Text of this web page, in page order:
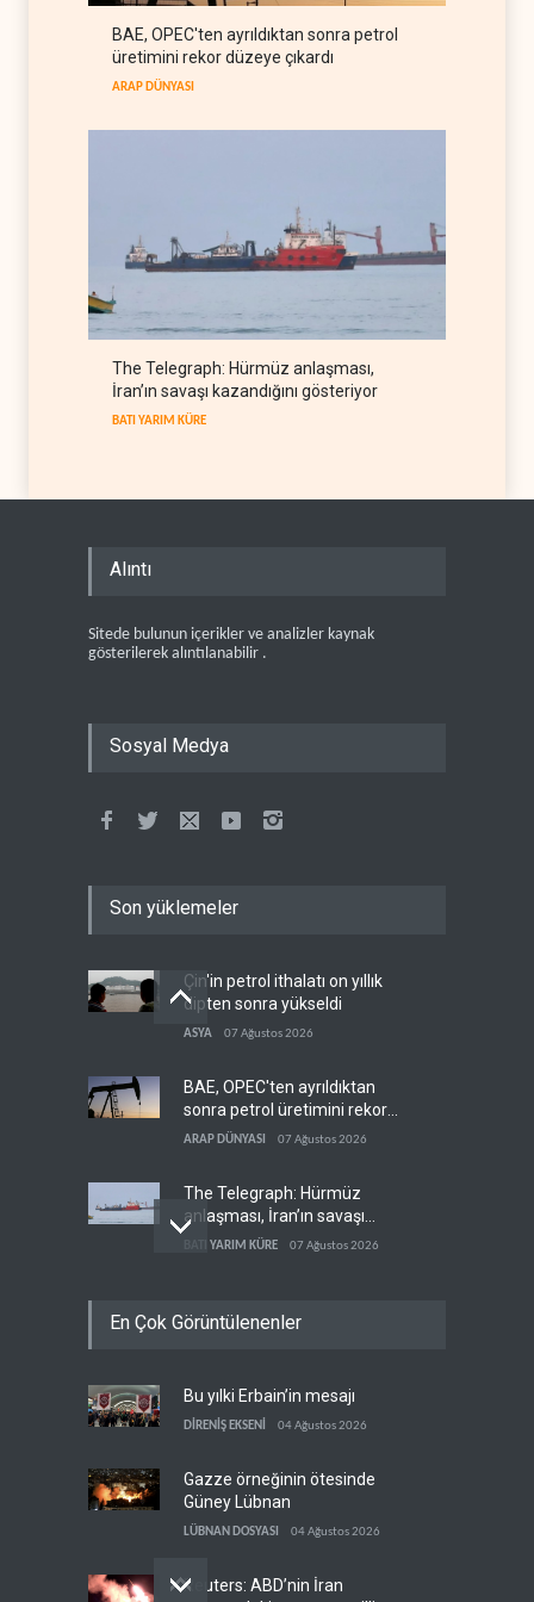
bitebilir, ABD silah stokları
zorlanıyor
BAE, OPEC'ten ayrıldıktan sonra petrol
üretimini rekor düzeye çıkardı
ARAP DÜNYASI
The Telegraph: Hürmüz anlaşması,
İran’ın savaşı kazandığını gösteriyor
BATI YARIM KÜRE
Alıntı
Sitede bulunun içerikler ve analizler kaynak
gösterilerek alıntılanabilir .
Sosyal Medya
Son yüklemeler
Çin'in petrol ithalatı on yıllık
dipten sonra yükseldi
ASYA 07 Ağustos 2026
BAE, OPEC'ten ayrıldıktan
sonra petrol üretimini rekor
düzeye çıkardı
ARAP DÜNYASI 07 Ağustos 2026
The Telegraph: Hürmüz
anlaşması, İran’ın savaşı
kazandığını gösteriyor
BATI YARIM KÜRE 07 Ağustos 2026
değiştirecek yeni askeri
İsrail güçleri Lübnan
ordusunu hedef aldı
En Çok Görüntülenenler
Bu yılki Erbain’in mesajı
DİRENİŞ EKSENİ 04 Ağustos 2026
Gazze örneğinin ötesinde
Güney Lübnan
LÜBNAN DOSYASI 04 Ağustos 2026
Reuters: ABD’nin İran